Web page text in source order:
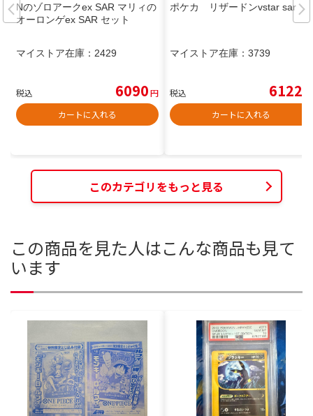
Nのゾロアークex SAR マリィの
オーロンゲex SAR セット
マイストア在庫： 2429
税込 6090円
カートに入れる
ポケカ リザードンvstar sar
マイストア在庫： 3739
税込 6122
カートに入れる
このカテゴリをもっと見る
この商品を見た人はこんな商品も見て
います